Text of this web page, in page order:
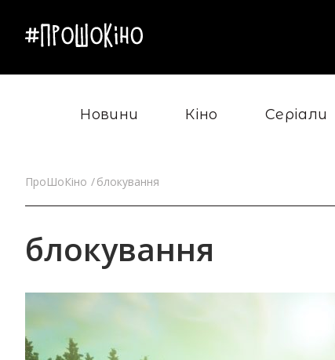
Новини Кіно Серіали
ПроШоКіно блокування
блокування